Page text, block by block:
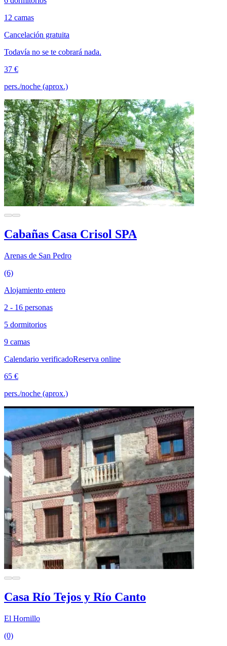
12 camas
Cancelación gratuita
Todavía no se te cobrará nada.
37 €
pers./noche (aprox.)
Cabañas Casa Crisol SPA
Arenas de San Pedro
(6)
Alojamiento entero
2 - 16 personas
5 dormitorios
9 camas
Calendario verificadoReserva online
65 €
pers./noche (aprox.)
Casa Río Tejos y Río Canto
El Hornillo
(0)